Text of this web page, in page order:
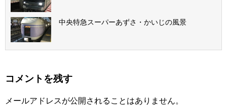
中央特急スーパーあずさ・かいじの風景
コメントを残す
メールアドレスが公開されることはありません。